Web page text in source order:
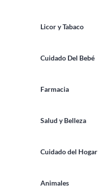
Licor y Tabaco
Cuidado Del Bebé
Farmacia
Salud y Belleza
Cuidado del Hogar
Animales